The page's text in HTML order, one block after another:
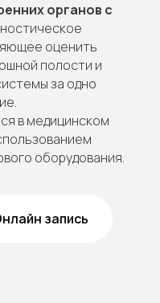
органов с
оценить
полости и
за одно
в медицинском
оборудования.
запись